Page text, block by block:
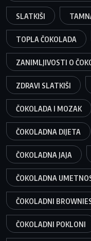
SLATKIŠI
TOPLA ČOKOLADA
ZANIMLJIVOSTI O
ZDRAVI SLATKIŠI
ČOKOLADA I MOZAK
ČOKOLADNA DIJETA
ČOKOLADNA JAJA
ČOKOLADNA
ČOKOLADNI
ČOKOLADNI POKLONI